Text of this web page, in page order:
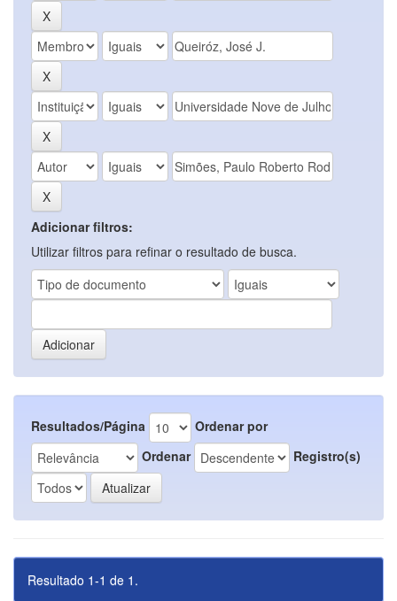
Adicionar filtros:
Utilizar filtros para refinar o resultado de busca.
Resultados/Página
Ordenar por
Ordenar
Registro(s)
Resultado 1-1 de 1.